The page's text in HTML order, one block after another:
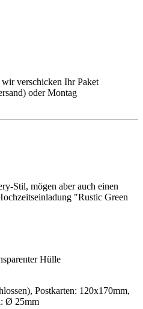
verschicken Ihr Paket
oder Montag
Stil, mögen aber auch einen
"Rustic Green
Hülle
Postkarten: 120x170mm,
Ø 25mm